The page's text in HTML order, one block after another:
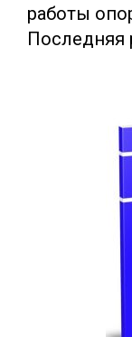
работы
Последняя